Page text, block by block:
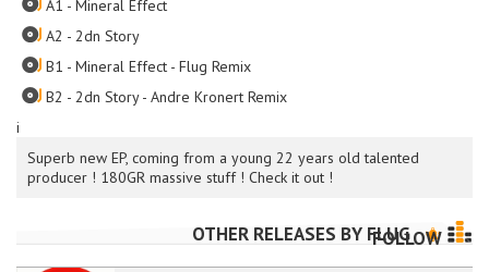
i
Superb new EP, coming from a young 22 years old talented
producer ! 180GR massive stuff ! Check it out !
A1 - Mineral Effect
A2 - 2dn Story
B1 - Mineral Effect - Flug Remix
B2 - 2dn Story - Andre Kronert Remix
OTHER RELEASES BY FLUG
FOLLOW